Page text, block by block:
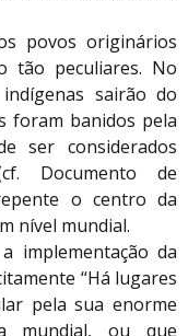
povos originários
tão peculiares. No
sairão do
foram banidos pela
ser considerados
Documento de
o centro da
nível mundial.
implementação da
“Há lugares
pela sua enorme
mundial, ou que